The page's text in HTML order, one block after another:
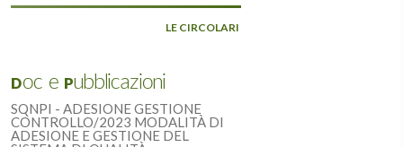
LE CIRCOLARI
Doc e Pubblicazioni
SQNPI - ADESIONE GESTIONE
CONTROLLO/2023 MODALITÀ DI
ADESIONE E GESTIONE DEL